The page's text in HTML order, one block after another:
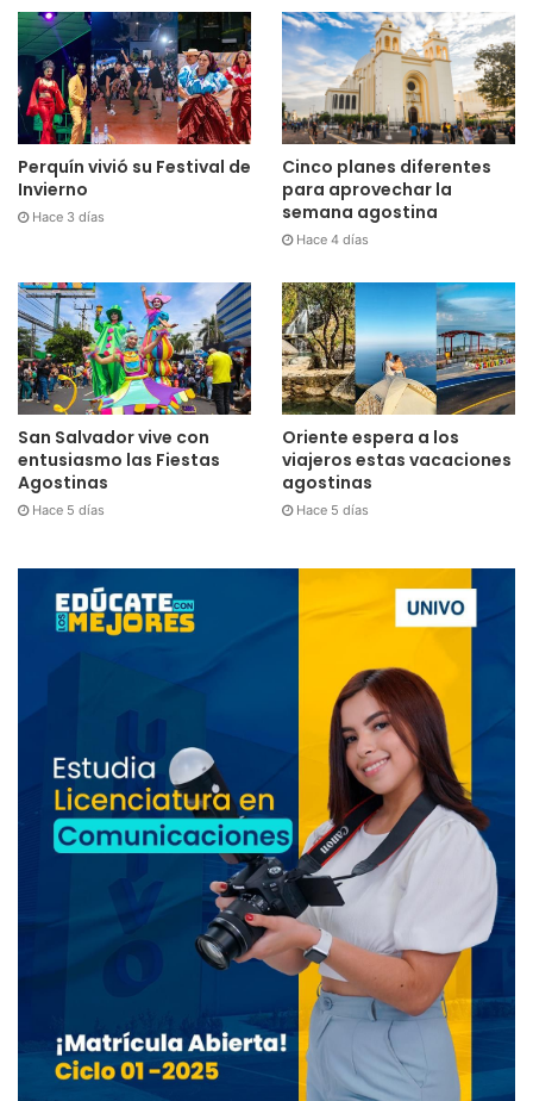
Perquín vivió su Festival de
Invierno
Hace 3 días
Cinco planes diferentes
para aprovechar la
semana agostina
Hace 4 días
San Salvador vive con
entusiasmo las Fiestas
Agostinas
Hace 5 días
Oriente espera a los
viajeros estas vacaciones
agostinas
Hace 5 días